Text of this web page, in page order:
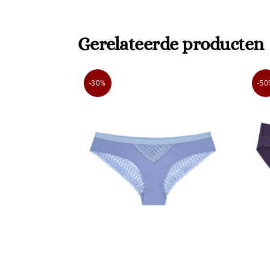
Gerelateerde producten
-30% -